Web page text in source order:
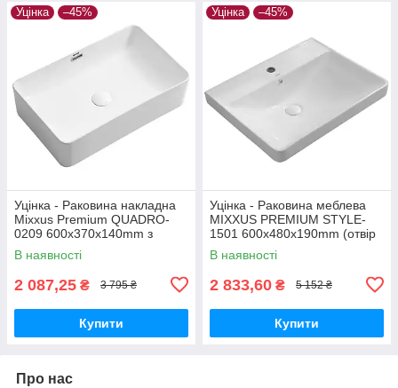
Уцінка –45%
Уцінка - Раковина накладна
Mixxus Premium QUADRO-
0209 600х370х140mm з
переливом (MP6522-
20260519-9487)
В наявності
2 087,25 ₴ 3 795 ₴
Купити
Уцінка –45%
Уцінка - Раковина меблева
MIXXUS PREMIUM STYLE-
1501 600х480х190mm (отвір
під змішувач, перелив)
(MP6498-20260715-10522)
В наявності
2 833,60 ₴ 5 152 ₴
Купити
Про нас